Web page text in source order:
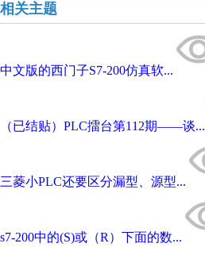
相关主题
中文版的西门子S7-200仿真软...
（已结贴）PLC擂台第112期——谈...
三菱小PLC还要区分漏型、源型...
s7-200中的(S)或（R）下面的数...